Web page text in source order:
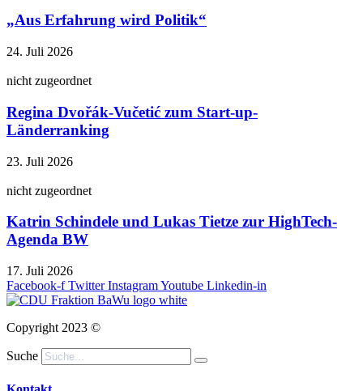
„Aus Erfahrung wird Politik“
24. Juli 2026
nicht zugeordnet
Regina Dvořák-Vučetić zum Start-up-
Länderranking
23. Juli 2026
nicht zugeordnet
Katrin Schindele und Lukas Tietze zur HighTech-
Agenda BW
17. Juli 2026
Facebook-f Twitter InstagramYoutube Linkedin-in
Copyright 2023 ©
Suche